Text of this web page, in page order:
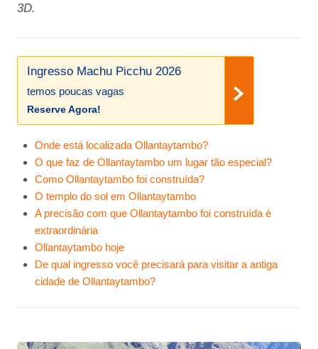
3D.
Ingresso Machu Picchu 2026
temos poucas vagas
Reserve Agora!
Onde está localizada Ollantaytambo?
O que faz de Ollantaytambo um lugar tão especial?
Como Ollantaytambo foi construída?
O templo do sol em Ollantaytambo
A precisão com que Ollantaytambo foi construída é
extraordinária
Ollantaytambo hoje
De qual ingresso você precisará para visitar a antiga
cidade de Ollantaytambo?